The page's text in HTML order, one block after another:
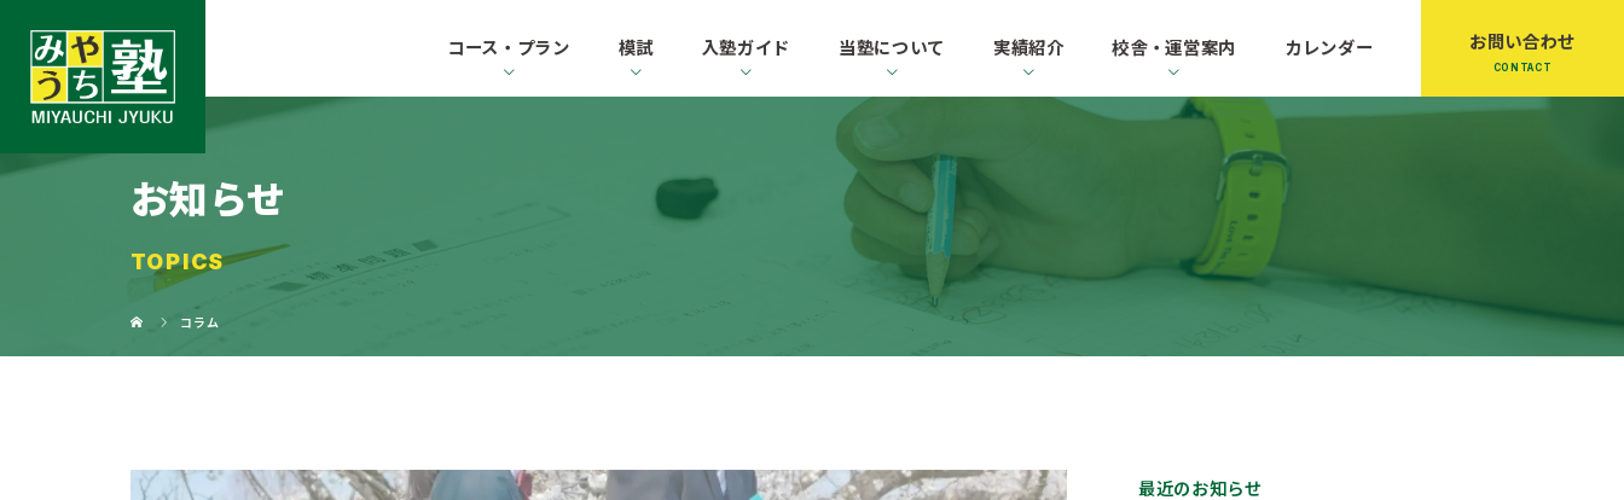
コース・プラン 模試 入塾ガイド 当塾について 実績紹介 校舎・運営案内 カレンダー お問い合わせ
お知らせ
TOPICS
コラム
最近のお知らせ